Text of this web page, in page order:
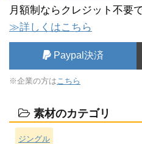
月額制ならクレジット不要
≫詳しくはこちら
Paypal決済
※企業の方は こちら
素材のカテゴリ
ジングル